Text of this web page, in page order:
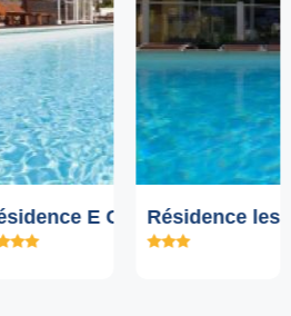
Saint Florentles Lauriers Roses,
Locations
Lumio/Calvi